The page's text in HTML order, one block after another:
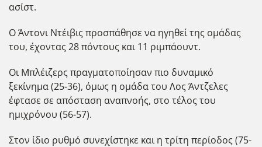
ασίστ.
Ο Άντονι Ντέιβις προσπάθησε να ηγηθεί της ομάδας
του, έχοντας 28 πόντους και 11 ριμπάουντ.
Οι Μπλέιζερς πραγματοποίησαν πιο δυναμικό
ξεκίνημα (25-36), όμως η ομάδα του Λος Άντζελες
έφτασε σε απόσταση αναπνοής, στο τέλος του
ημιχρόνου (56-57).
Στον ίδιο ρυθμό συνεχίστηκε και η τρίτη περίοδος (75-